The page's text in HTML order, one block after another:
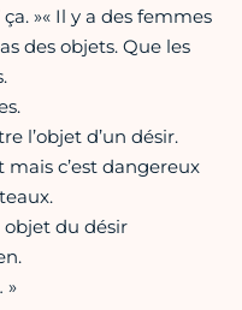
ça. »« Il y a des femmes
des objets. Que les
l’objet d’un désir.
mais c’est dangereux
objet du désir
»